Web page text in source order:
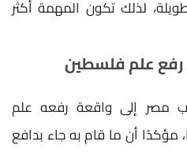
لذلك تكون المهمة أكثر
علم فلسطين
مصر إلى واقعة رفعه علم
مؤكدًا أن ما قام به جاء بدافع